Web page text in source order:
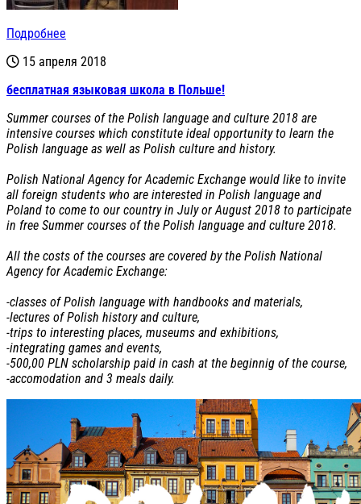
Подробнее
15 апреля 2018
бесплатная языковая школа в Польше!
Summer courses of the Polish language and culture 2018 are
intensive courses which constitute ideal opportunity to learn the
Polish language as well as Polish culture and history.
Polish National Agency for Academic Exchange would like to invite
all foreign students who are interested in Polish language and
Poland to come to our country in July or August 2018 to participate
in free Summer courses of the Polish language and culture 2018.
All the costs of the courses are covered by the Polish National
Agency for Academic Exchange:
-classes of Polish language with handbooks and materials,
-lectures of Polish history and culture,
-trips to interesting places, museums and exhibitions,
-integrating games and events,
-500,00 PLN scholarship paid in cash at the beginnig of the course,
-accomodation and 3 meals daily.